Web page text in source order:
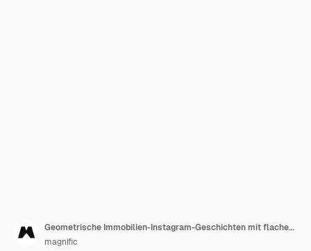
Geometrische Immobilien-Instagram-Geschichten mit flachem Design
magnific